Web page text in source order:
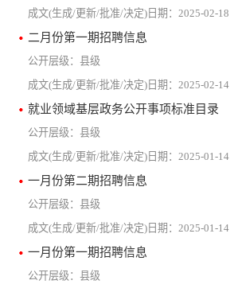
2025-02-18
二月份第一期招聘信息
县级
2025-02-14
就业领域基层政务公开事项标准目录
县级
2025-01-14
一月份第二期招聘信息
县级
2025-01-14
一月份第一期招聘信息
县级